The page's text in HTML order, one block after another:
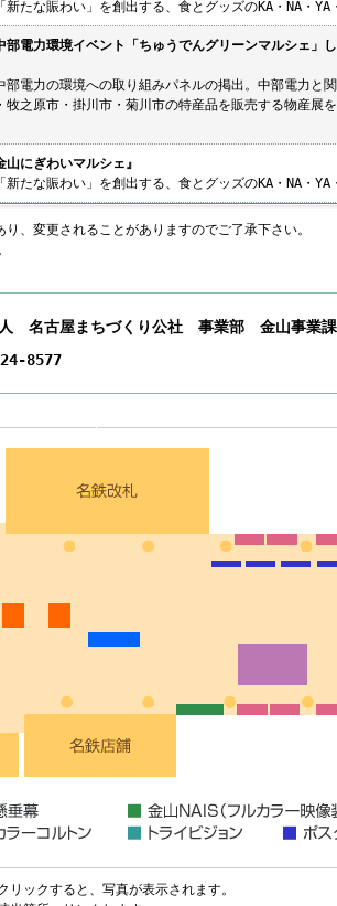
新たな賑わい」を創出する、食とグッズのKA・NA・YA
部電力環境イベント「ちゅうでんグリーンマルシェ」
部電力の環境への取り組みパネルの掲出。中部電力と
牧之原市・掛川市・菊川市の特産品を販売する物産展を
山にぎわいマルシェ』
新たな賑わい」を創出する、食とグッズのKA・NA・YA
、変更されることがありますのでご了承下さい。
人 名古屋まちづくり公社 事業部 金山事業課
8577
ックすると、写真が表示されます。